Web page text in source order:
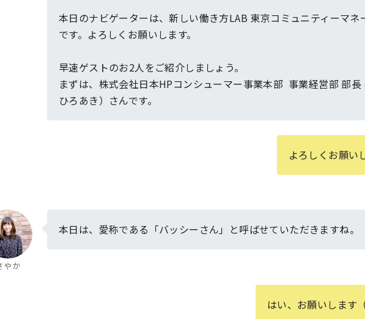
本日のナビゲーターは、新しい働き方LAB 東京コミュニティーマネ
です。よろしくお願いします。
早速ゲストのお2人をご紹介しましょう。
まずは、株式会社日本HPコンシューマー事業本部 事業経営部 部長
ひろあき）さんです。
よろしくお願い
やか
本日は、愛称である「バッシーさん」と呼ばせていただきますね。
はい、お願いします